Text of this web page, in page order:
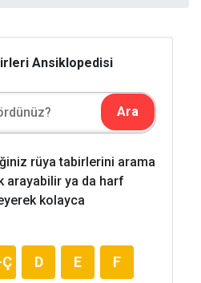
Ansiklopedisi
rüya tabirlerini arama
arayabilir ya da harf
kolayca
D E F